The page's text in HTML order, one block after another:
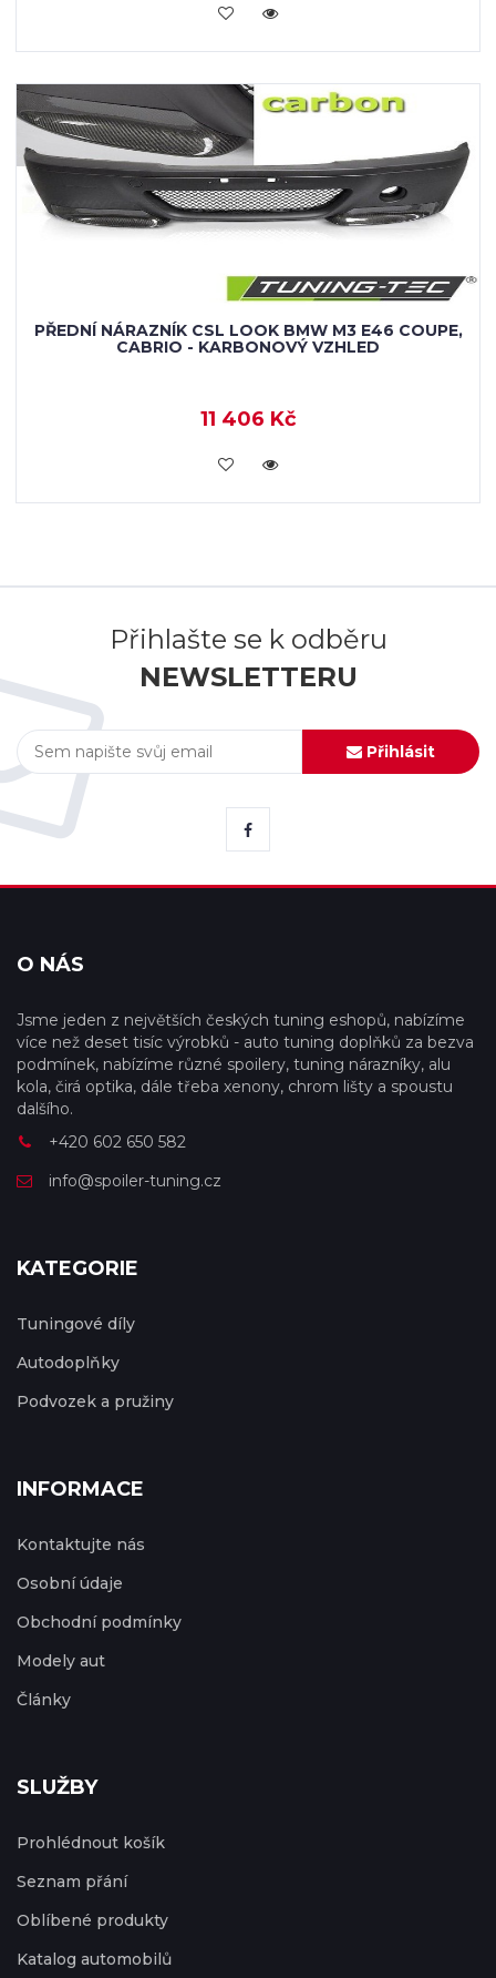
KOUPIT
PŘEDNÍ NÁRAZNÍK CSL LOOK BMW M3 E46 COUPE,
CABRIO - KARBONOVÝ VZHLED
11 406 Kč
KOUPIT
Přihlašte se k odběru
NEWSLETTERU
Přihlásit
O NÁS
Jsme jeden z největších českých tuning eshopů, nabízíme
více než deset tisíc výrobků - auto tuning doplňků za bezva
podmínek, nabízíme různé spoilery, tuning nárazníky, alu
kola, čirá optika, dále třeba xenony, chrom lišty a spoustu
dalšího.
+420 602 650 582
info@spoiler-tuning.cz
KATEGORIE
Tuningové díly
Autodoplňky
Podvozek a pružiny
INFORMACE
Kontaktujte nás
Osobní údaje
Obchodní podmínky
Modely aut
Články
SLUŽBY
Prohlédnout košík
Seznam přání
Oblíbené produkty
Katalog automobilů